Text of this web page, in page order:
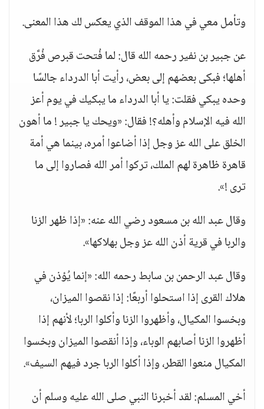
وتأمل معي في هذا الموقف الذي يعكس لك هذا المعنى.
عن جبير بن نفير رحمه الله قال: لما فُتحت قبرص فُرَّق
أهلها؛ فبكى بعضهم إلى بعض، رأيت أبا الدرداء جالسًا
وحده يبكي فقلت: يا أبا الدرداء ما يبكيك في يوم أعز
الله فيه الإسلام وأهله؟! فقال: «ويحك يا جبير ! ما أهون
الخلق على الله عز وجل إذا أضاعوا أمره، بينما هي أمة
قاهرة ظاهرة لهم الملك، تركوا أمر الله فصاروا إلى ما
ترى !».
وقال عبد الله بن مسعود رضي الله عنه: «إذا ظهر الزنا
والربا في قرية أذن الله عز وجل بهلاكها».
وقال عبد الرحمن بن سابط رحمه الله: «إنما يُؤذن في
هلاك القرى إذا استحلوا أربعًا: إذا نقصوا الميزان،
وبخسوا المكيال، وأظهروا الزنا وأكلوا الربا؛ لأنهم إذا
أظهروا الزنا أصابهم الوباء، وإذا أنقصوا الميزان وبخسوا
المكيال منعوا القطر، وإذا أكلوا الربا جرد فيهم السيف».
أخي المسلم: لقد أخبرنا النبي صلى الله عليه وسلم أن